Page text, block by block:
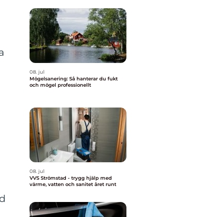
08. jul
Mögelsanering: Så hanterar du fukt
och mögel professionellt
08. jul
VVS Strömstad - trygg hjälp med
värme, vatten och sanitet året runt